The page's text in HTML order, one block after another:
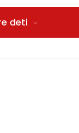
deti